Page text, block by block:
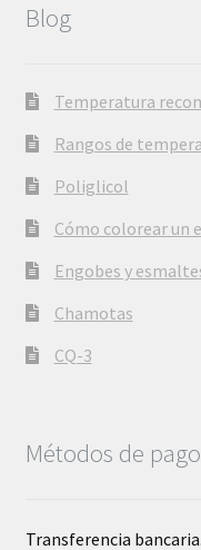
Blog
Temperatura
Rangos de
Poliglicol
Cómo colorear un
Engobes y
Chamotas
CQ-3
Métodos de pago
Transferencia bancaria.